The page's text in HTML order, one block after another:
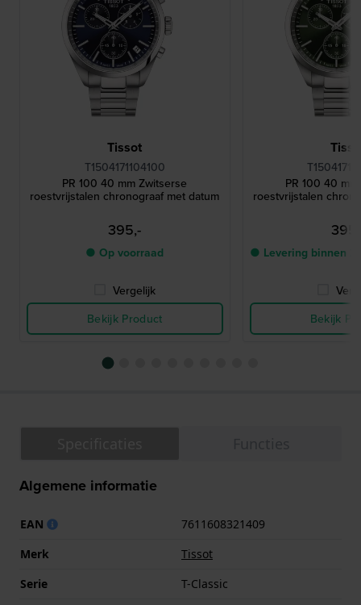
Tissot
T1504171104100
PR 100 40 mm Zwitserse
roestvrijstalen chronograaf met datum
395,-
● Op voorraad
Vergelijk
Bekijk Product
PR 100 40
roestvrijstalen
● Levering binnen 2
Bekijk
Algemene informatie
EAN
7611608321409
Merk
Tissot
Serie
T-Classic